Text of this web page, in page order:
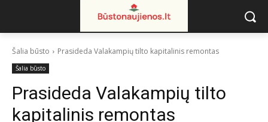
Šalia būsto Prasideda Valakampių tilto kapitalinis remontas
Šalia būsto
Prasideda Valakampių tilto
kapitalinis remontas